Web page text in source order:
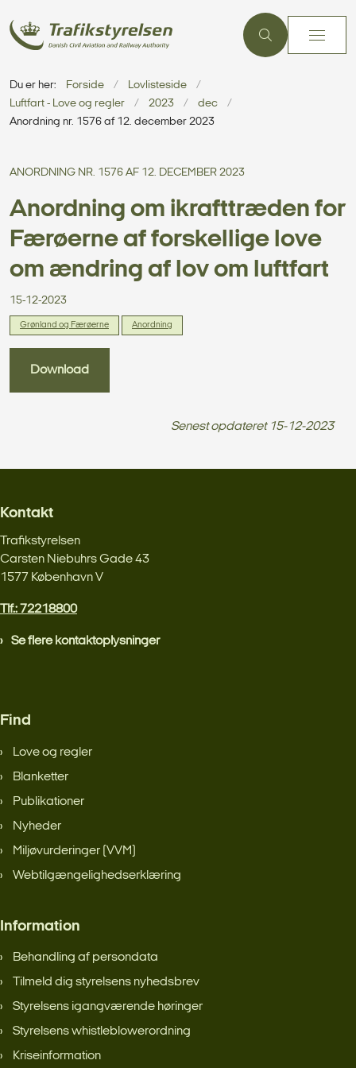
Du er her: Forside
Lovlisteside
Luftfart - Love og regler
2023
dec
Anordning nr. 1576 af 12. december 2023
ANORDNING NR. 1576 AF 12. DECEMBER 2023
Anordning om ikrafttræden for
Færøerne af forskellige love
om ændring af lov om luftfart
15-12-2023
Grønland og Færøerne Anordning
Download
Senest opdateret 15-12-2023
Kontakt
Trafikstyrelsen
Carsten Niebuhrs Gade 43
1577 København V
Tlf.: 72218800
Se flere kontaktoplysninger
Find
Love og regler
Blanketter
Publikationer
Nyheder
Miljøvurderinger (VVM)
Webtilgængelighedserklæring
Information
Behandling af persondata
Tilmeld dig styrelsens nyhedsbrev
Styrelsens igangværende høringer
Styrelsens whistleblowerordning
Kriseinformation